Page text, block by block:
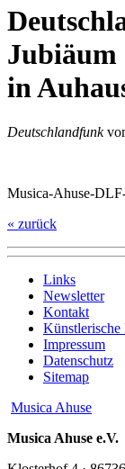
Jubiäum
in
Deutschlandfunk
Musica-Ahuse-
« zurück
Links
Newsletter
Kontakt
Künstlerische
Impressum
Datenschutz
Sitemap
Musica Ahuse
Musica Ahuse e.V.